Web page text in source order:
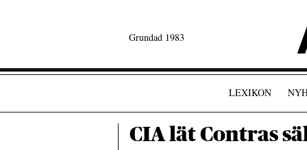
Grundad 1983
LEXIKON
CIA lät Contras